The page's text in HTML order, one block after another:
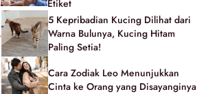
Etiket
5 Kepribadian Kucing Dilihat dari
Warna Bulunya, Kucing Hitam
Paling Setia!
Cara Zodiak Leo Menunjukkan
Cinta ke Orang yang Disayanginya